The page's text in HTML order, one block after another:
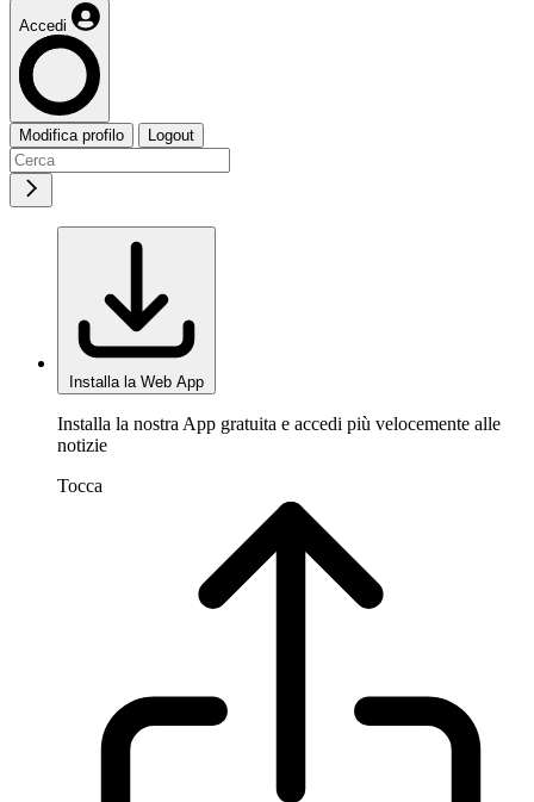
Accedi
Modifica profilo Logout
Installa la Web App
Installa la nostra App gratuita e accedi più velocemente alle
notizie
Tocca